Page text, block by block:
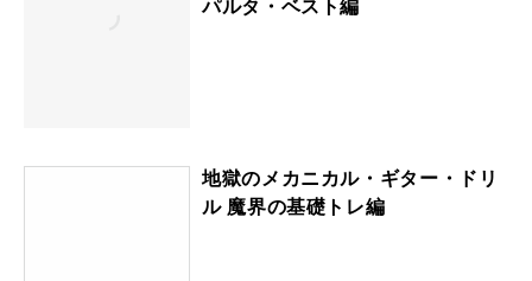
パルタ・ベスト編
地獄のメカニカル・ギター・ドリ
ル 魔界の基礎トレ編